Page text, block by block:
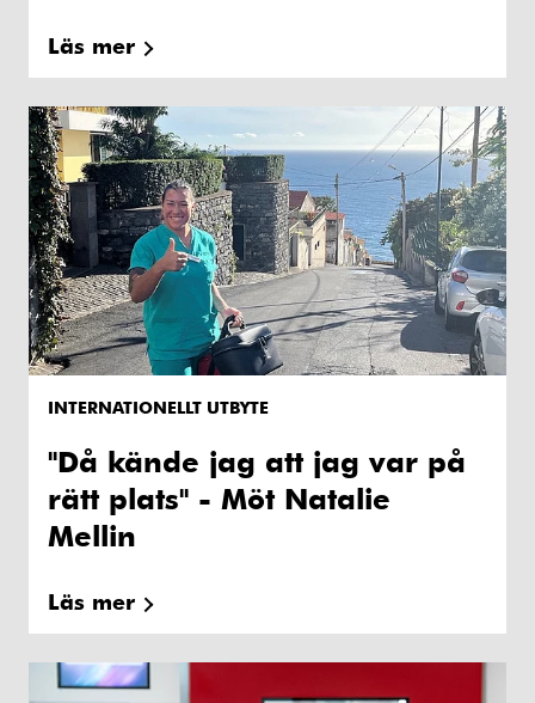
Läs mer
INTERNATIONELLT UTBYTE
"Då kände jag att jag var på
rätt plats" - Möt Natalie
Mellin
Läs mer